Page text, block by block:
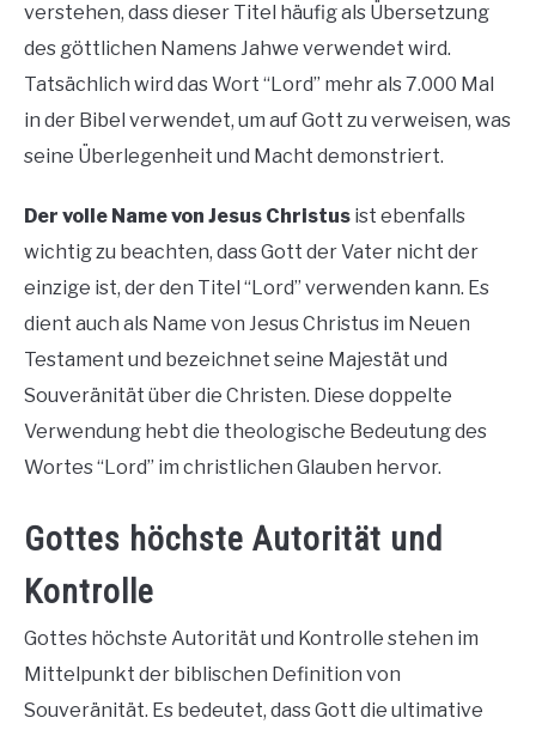
verstehen, dass dieser Titel häufig als Übersetzung
des göttlichen Namens Jahwe verwendet wird.
Tatsächlich wird das Wort “Lord” mehr als 7.000 Mal
in der Bibel verwendet, um auf Gott zu verweisen, was
seine Überlegenheit und Macht demonstriert.
Der volle Name von Jesus Christus ist ebenfalls
wichtig zu beachten, dass Gott der Vater nicht der
einzige ist, der den Titel “Lord” verwenden kann. Es
dient auch als Name von Jesus Christus im Neuen
Testament und bezeichnet seine Majestät und
Souveränität über die Christen. Diese doppelte
Verwendung hebt die theologische Bedeutung des
Wortes “Lord” im christlichen Glauben hervor.
Gottes höchste Autorität und
Kontrolle
Gottes höchste Autorität und Kontrolle stehen im
Mittelpunkt der biblischen Definition von
Souveränität. Es bedeutet, dass Gott die ultimative